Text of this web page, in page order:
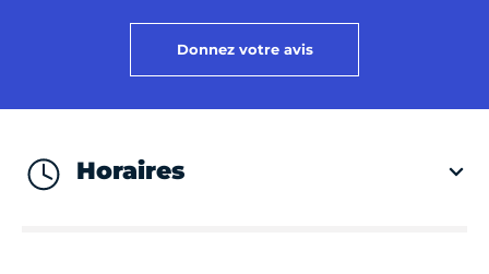
Donnez votre avis
Horaires